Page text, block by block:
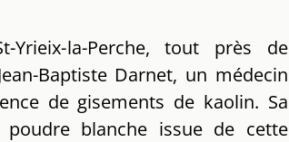
Yrieix-la-Perche, tout près de
Baptiste Darnet, un médecin
de gisements de kaolin. Sa
blanche issue de cette